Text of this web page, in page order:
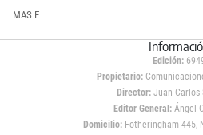
MAS E
Edición:
Propietario:
Director: Juan Carlos
Editor General:Ángel
Domicilio:Fotheringham 445,